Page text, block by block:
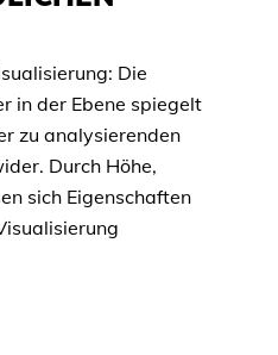
Die
in der Ebene spiegelt
zu analysierenden
Durch Höhe,
sich Eigenschaften